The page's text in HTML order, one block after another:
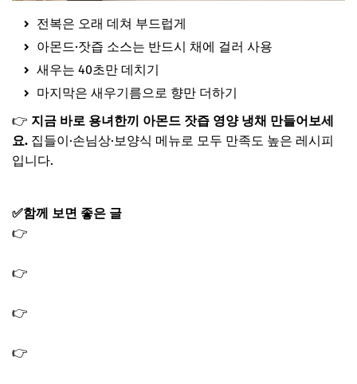
전복은 오래 데쳐 부드럽게
아몬드·잣즙 소스는 반드시 채에 걸러 사용
새우는 40초만 데치기
마지막은 새우기름으로 향만 더하기
👉 지금 바로 용녀한끼 아몬드 잣즙 영양 냉채 만들어보세
요. 집들이·손님상·보양식 메뉴로 모두 만족도 높은 레시피
입니다.
✅함께 보면 좋은 글
👉
👉
👉
👉